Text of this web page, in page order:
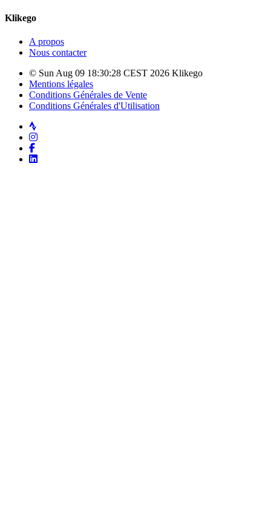
Klikego
A propos
Nous contacter
© Sun Aug 09 18:30:28 CEST 2026 Klikego
Mentions légales
Conditions Générales de Vente
Conditions Générales d'Utilisation
Strava
Instagram
Facebook
LinkedIn